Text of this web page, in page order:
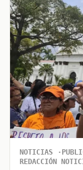
NOTICIAS
REDACCIÓN